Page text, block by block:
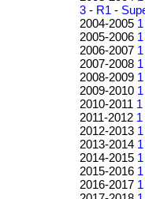
3 - R1 -
2004-2005 1
2005-2006 1
2006-2007 1
2007-2008 1
2008-2009 1
2009-2010 1
2010-2011 1
2011-2012 1
2012-2013 1
2013-2014 1
2014-2015 1
2015-2016 1
2016-2017 1